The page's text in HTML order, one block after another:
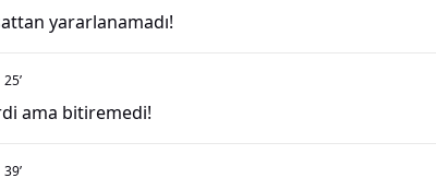
yararlanamadı!
25’
ama bitiremedi!
39’